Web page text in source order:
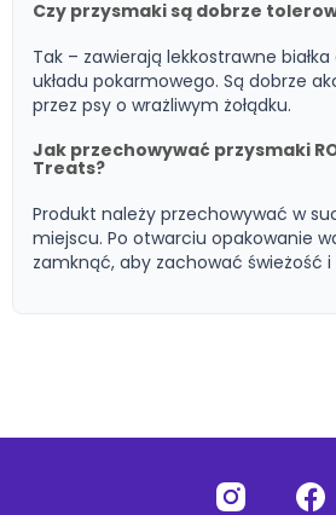
Czy przysmaki są dobrze
Tak – zawierają lekkostrawne
układu pokarmowego. Są dobrze
przez psy o wrażliwym żołądku.
Jak przechowywać przysmaki
Treats?
Produkt należy przechowywać w
miejscu. Po otwarciu opakowanie
zamknąć, aby zachować świeżość